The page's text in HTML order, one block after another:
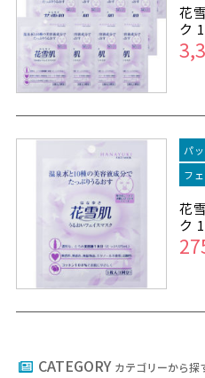
花
ク
パ
フ
花
ク
CATEGORY カテゴリーから探